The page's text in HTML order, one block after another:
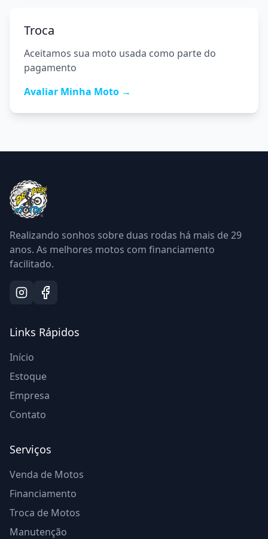
Troca
Aceitamos sua moto usada como parte do
pagamento
Avaliar Minha Moto →
Realizando sonhos sobre duas rodas há mais de29
anos. As melhores motos com financiamento
facilitado.
Links Rápidos
Início
Estoque
Empresa
Contato
Serviços
Venda de Motos
Financiamento
Troca de Motos
Manutenção